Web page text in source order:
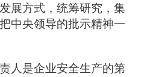
展方式，统筹研究，集
中央领导的批示精神一
是企业安全生产的第